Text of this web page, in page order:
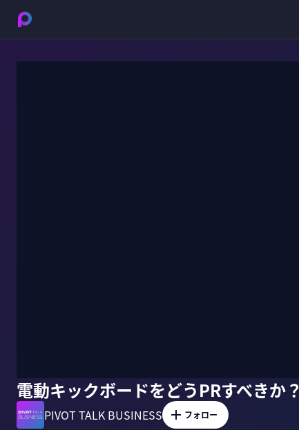
電動キックボードをどうPRすべきか？
PIVOT TALK BUSINESS フォロー